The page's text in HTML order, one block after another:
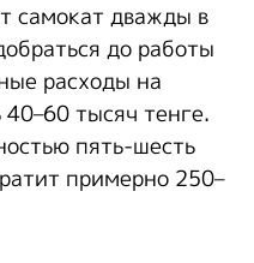
самокат дважды в
до работы
расходы на
тысяч тенге.
пять-шесть
примерно 250–